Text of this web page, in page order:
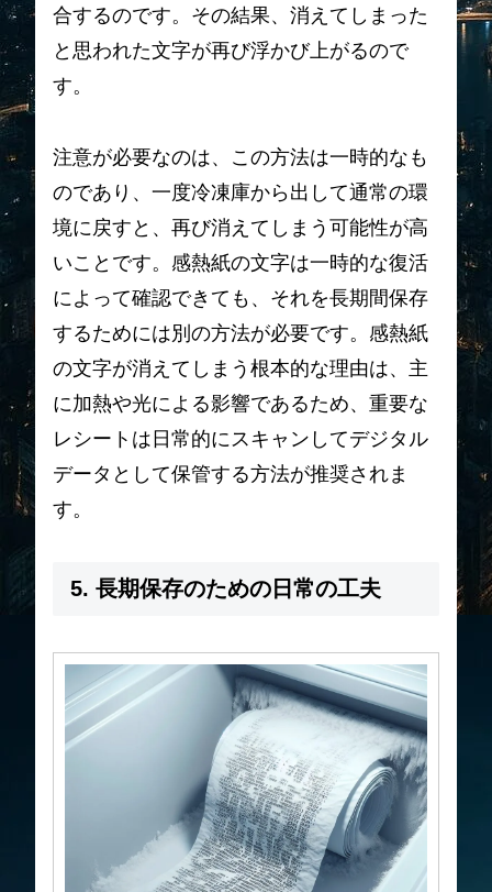
合するのです。その結果、消えてしまった
と思われた文字が再び浮かび上がるので
す。
注意が必要なのは、この方法は一時的なも
のであり、一度冷凍庫から出して通常の環
境に戻すと、再び消えてしまう可能性が高
いことです。感熱紙の文字は一時的な復活
によって確認できても、それを長期間保存
するためには別の方法が必要です。感熱紙
の文字が消えてしまう根本的な理由は、主
に加熱や光による影響であるため、重要な
レシートは日常的にスキャンしてデジタル
データとして保管する方法が推奨されま
す。
5. 長期保存のための日常の工夫